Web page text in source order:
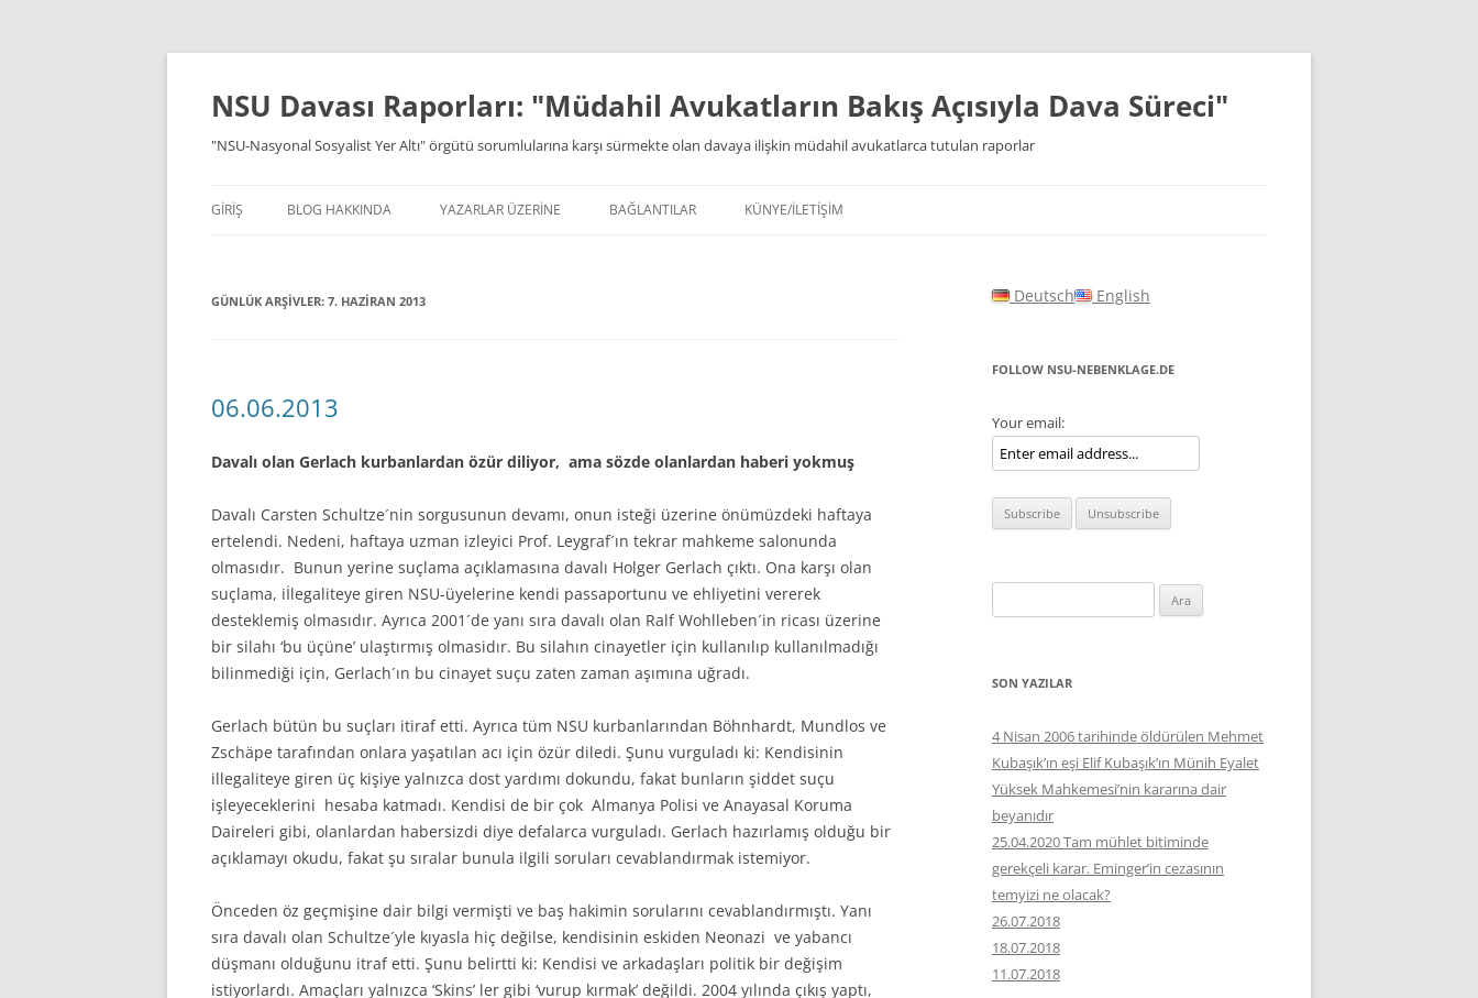
İçeriğe
NSU Davası Raporları: "Müdahil Avukatların Bakış Açısıyla Dava Süreci"
"NSU-Nasyonal Sosyalist Yer Altı" örgütü sorumlularına karşı sürmekte olan davaya ilişkin müdahil avukatlarca tutulan raporlar
GIRIŞ BLOG HAKKINDA YAZARLAR ÜZERİNE BAĞLANTILAR KÜNYE/İLETİŞİM
GÜNLÜK ARŞIVLER: 7. HAZIRAN 2013
06.06.2013
Davalı olan Gerlach kurbanlardan özür diliyor, ama sözde olanlardan haberi yokmuş
Davalı Carsten Schultze´nin sorgusunun devamı, onun isteği üzerine önümüzdeki haftaya
ertelendi. Nedeni, haftaya uzman izleyici Prof. Leygraf´ın tekrar mahkeme salonunda
olmasıdır. Bunun yerine suçlama açıklamasına davalı Holger Gerlach çıktı. Ona karşı olan
suçlama, iİlegaliteye giren NSU-üyelerine kendi passaportunu ve ehliyetini vererek
desteklemiş olmasıdır. Ayrıca 2001´de yanı sıra davalı olan Ralf Wohlleben´in ricası üzerine
bir silahı ‘bu üçüne’ ulaştırmış olmasidır. Bu silahın cinayetler için kullanılıp kullanılmadığı
bilinmediği için, Gerlach´ın bu cinayet suçu zaten zaman aşımına uğradı.
Gerlach bütün bu suçları itiraf etti. Ayrıca tüm NSU kurbanlarından Böhnhardt, Mundlos ve
Zschäpe tarafından onlara yaşatılan acı için özür diledi. Şunu vurguladı ki: Kendisinin
illegaliteye giren üç kişiye yalnızca dost yardımı dokundu, fakat bunların şiddet suçu
işleyeceklerini hesaba katmadı. Kendisi de bir çok Almanya Polisi ve Anayasal Koruma
Daireleri gibi, olanlardan habersizdi diye defalarca vurguladı. Gerlach hazırlamış olduğu bir
açıklamayı okudu, fakat şu sıralar bunula ilgili soruları cevablandırmak istemiyor.
Önceden öz geçmişine dair bilgi vermişti ve baş hakimin sorularını cevablandırmıştı. Yanı
sıra davalı olan Schultze´yle kıyasla hiç değilse, kendisinin eskiden Neonazi ve yabancı
düşmanı olduğunu itraf etti. Şunu belirtti ki: Kendisi ve arkadaşları politik bir değişim
istiyorlardı. Amaçları yalnızca ‘Skins’ ler gibi ‘vurup kırmak’ değildi. 2004 yılında çıkış yaptı,
Deutsch English
FOLLOW NSU-NEBENKLAGE.DE
Your email:
SON YAZILAR
4 Nisan 2006 tarihinde öldürülen Mehmet
Kubaşık’ın eşi Elif Kubaşık’ın Münih Eyalet
Yüksek Mahkemesi’nin kararına dair
beyanıdır
25.04.2020 Tam mühlet bitiminde
gerekçeli karar. Eminger’in cezasının
temyizi ne olacak?
26.07.2018
18.07.2018
11.07.2018